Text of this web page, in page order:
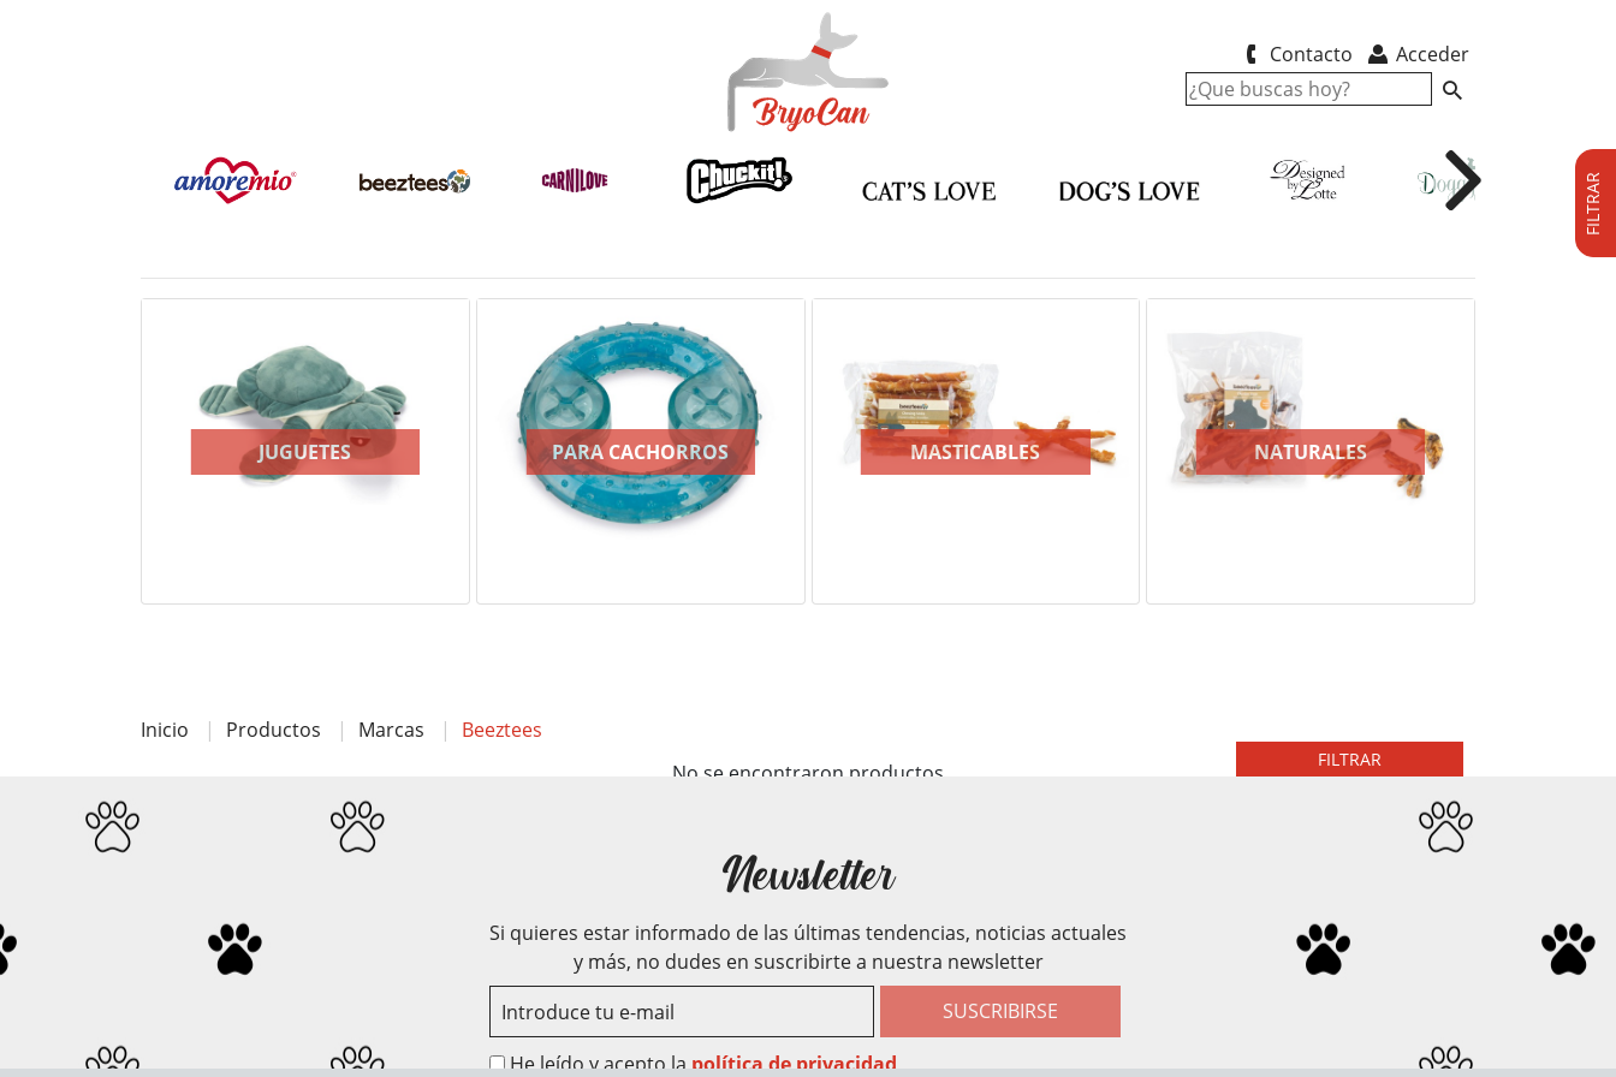
Contacto Acceder
JUGUETES PARA CACHORROS MASTICABLES NATURALES
Inicio Productos Marcas
Beeztees
No se encontraron productos
FILTRAR
FILTRAR
Newsletter
Si quieres estar informado de las últimas tendencias, noticias actuales
y más, no dudes en suscribirte a nuestra newsletter
SUSCRIBIRSE
He leído y acepto la política de privacidad